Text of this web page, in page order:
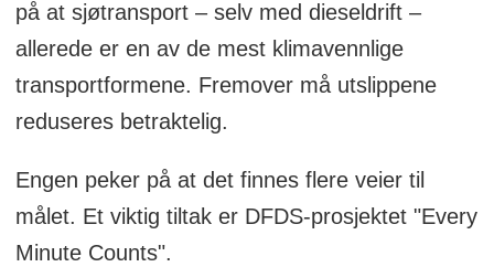
på at sjøtransport – selv med dieseldrift –
allerede er en av de mest klimavennlige
transportformene. Fremover må utslippene
reduseres betraktelig.
Engen peker på at det finnes flere veier til
målet. Et viktig tiltak er DFDS-prosjektet "Every
Minute Counts".